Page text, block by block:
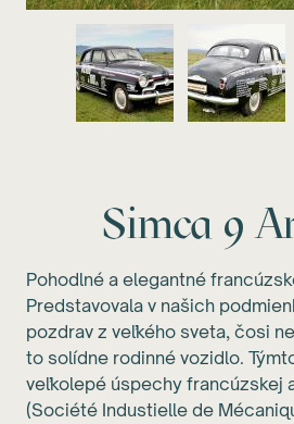
Simca 9
Pohodlné a elegantné
Predstavovala v našich
pozdrav z veľkého sveta, čosi
to solídne rodinné vozidlo.
veľkolepé úspechy francúzskej
(Société Industielle de